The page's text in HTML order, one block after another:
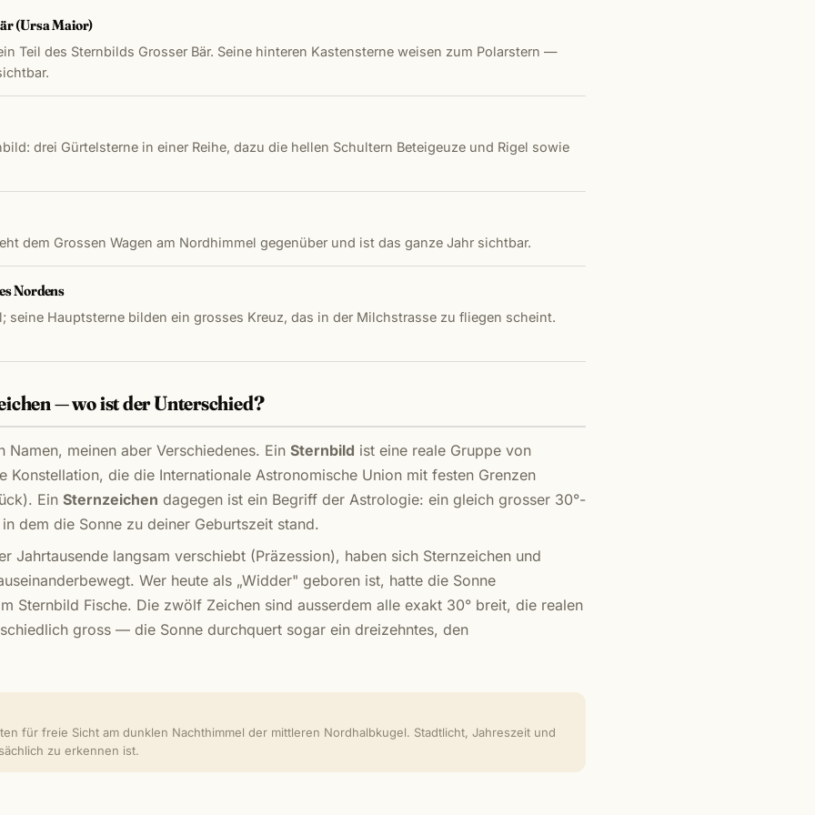
(Ursa Maior)
Teil des Sternbilds Grosser Bär. Seine hinteren Kastensterne weisen zum Polarstern —
drei Gürtelsterne in einer Reihe, dazu die hellen Schultern Beteigeuze und Rigel sowie
dem Grossen Wagen am Nordhimmel gegenüber und ist das ganze Jahr sichtbar.
Nordens
seine Hauptsterne bilden ein grosses Kreuz, das in der Milchstrasse zu fliegen scheint.
— wo ist der Unterschied?
Namen, meinen aber Verschiedenes. Ein Sternbild ist eine reale Gruppe von
Konstellation, die die Internationale Astronomische Union mit festen Grenzen
Ein Sternzeichen dagegen ist ein Begriff der Astrologie: ein gleich grosser 30°-
dem die Sonne zu deiner Geburtszeit stand.
Jahrtausende langsam verschiebt (Präzession), haben sich Sternzeichen und
Wer heute als „Widder" geboren ist, hatte die Sonne
Sternbild Fische. Die zwölf Zeichen sind ausserdem alle exakt 30° breit, die realen
gross — die Sonne durchquert sogar ein dreizehntes, den
für freie Sicht am dunklen Nachthimmel der mittleren Nordhalbkugel. Stadtlicht, Jahreszeit und
zu erkennen ist.